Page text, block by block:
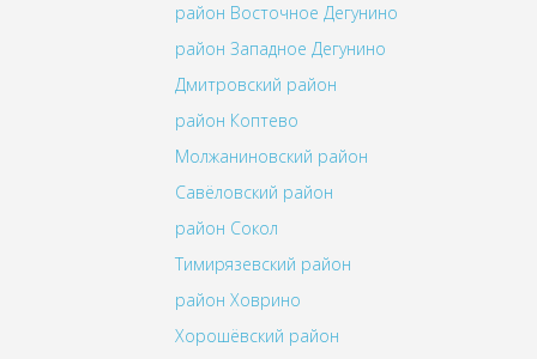
район Восточное Дегунино
район Западное Дегунино
Дмитровский район
район Коптево
Молжаниновский район
Савёловский район
район Сокол
Тимирязевский район
район Ховрино
Хорошёвский район